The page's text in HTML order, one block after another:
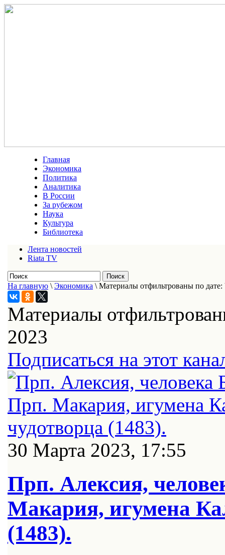
Главная
Экономика
Политика
Аналитика
В России
За рубежом
Наука
Культура
Библиотека
Лента новостей
Riata TV
На главную \ Экономика \ Материалы отфильтрованы по дате:
Материалы
2023
Подписаться на этот
30 Марта 2023, 17:55
Прп. Алексия,
Макария, игумена
(1483).